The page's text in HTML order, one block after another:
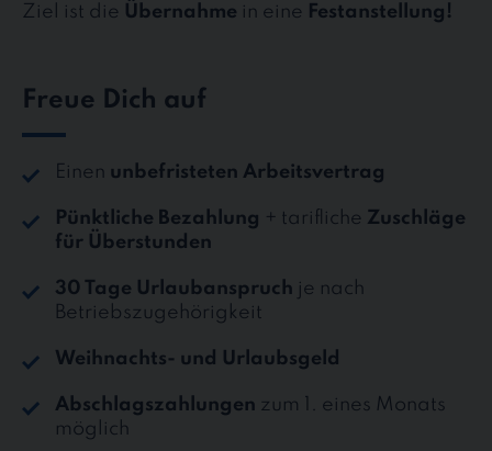
Ziel ist die Übernahme in eine Festanstellung!
Freue Dich auf
Einen unbefristeten Arbeitsvertrag
Pünktliche Bezahlung + tarifliche Zuschläge
für Überstunden
30 Tage Urlaubanspruch je nach
Betriebszugehörigkeit
Weihnachts- und Urlaubsgeld
Abschlagszahlungen zum 1. eines Monats
möglich